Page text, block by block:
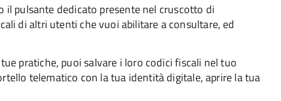
pulsante dedicato presente nel cruscotto di
di altri utenti che vuoi abilitare a consultare, ed
pratiche, puoi salvare i loro codici fiscali nel tuo
telematico con la tua identità digitale, aprire la tua